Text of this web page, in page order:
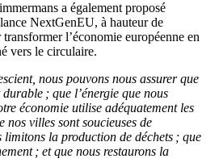
a également proposé
NextGenEU, à hauteur de
l’économie européenne en
vers le circulaire.
nous pouvons nous assurer que
; que l’énergie que nous
économie utilise adéquatement les
nos villes sont soucieuses de
limitons la production de déchets ; que
; et que nous restaurons la